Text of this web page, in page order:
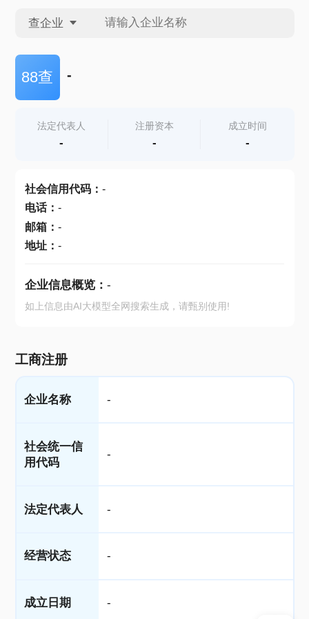
查企业
查企业
查产地
88查 -
法定代表人
-
注册资本
-
成立时间
-
社会信用代码： -
电话： -
邮箱： -
地址： -
企业信息概览： -
如上信息由AI大模型全网搜索生成，请甄别使用!
工商注册
企业名称 -
社会统一信
用代码
-
法定代表人 -
经营状态 -
成立日期 -